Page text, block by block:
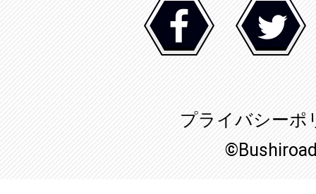
プライバシーポ